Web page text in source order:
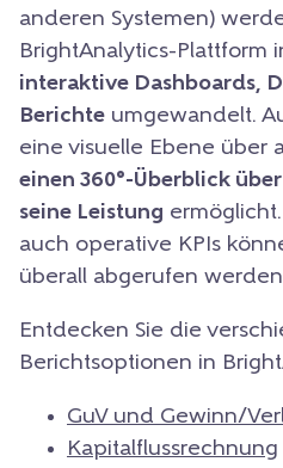
anderen Systemen)
BrightAnalytics-Plattform
interaktive Dashboards,
Berichte umgewandelt.
eine visuelle Ebene über
einen 360°-Überblick
seine Leistung
auch operative KPIs
überall abgerufen
Entdecken Sie die
Berichtsoptionen in
GuV und Gewinn/
Kapitalflussrechnung